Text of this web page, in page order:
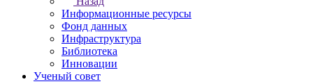
Информационные ресурсы
Фонд данных
Инфраструктура
Библиотека
Инновации
Ученый совет